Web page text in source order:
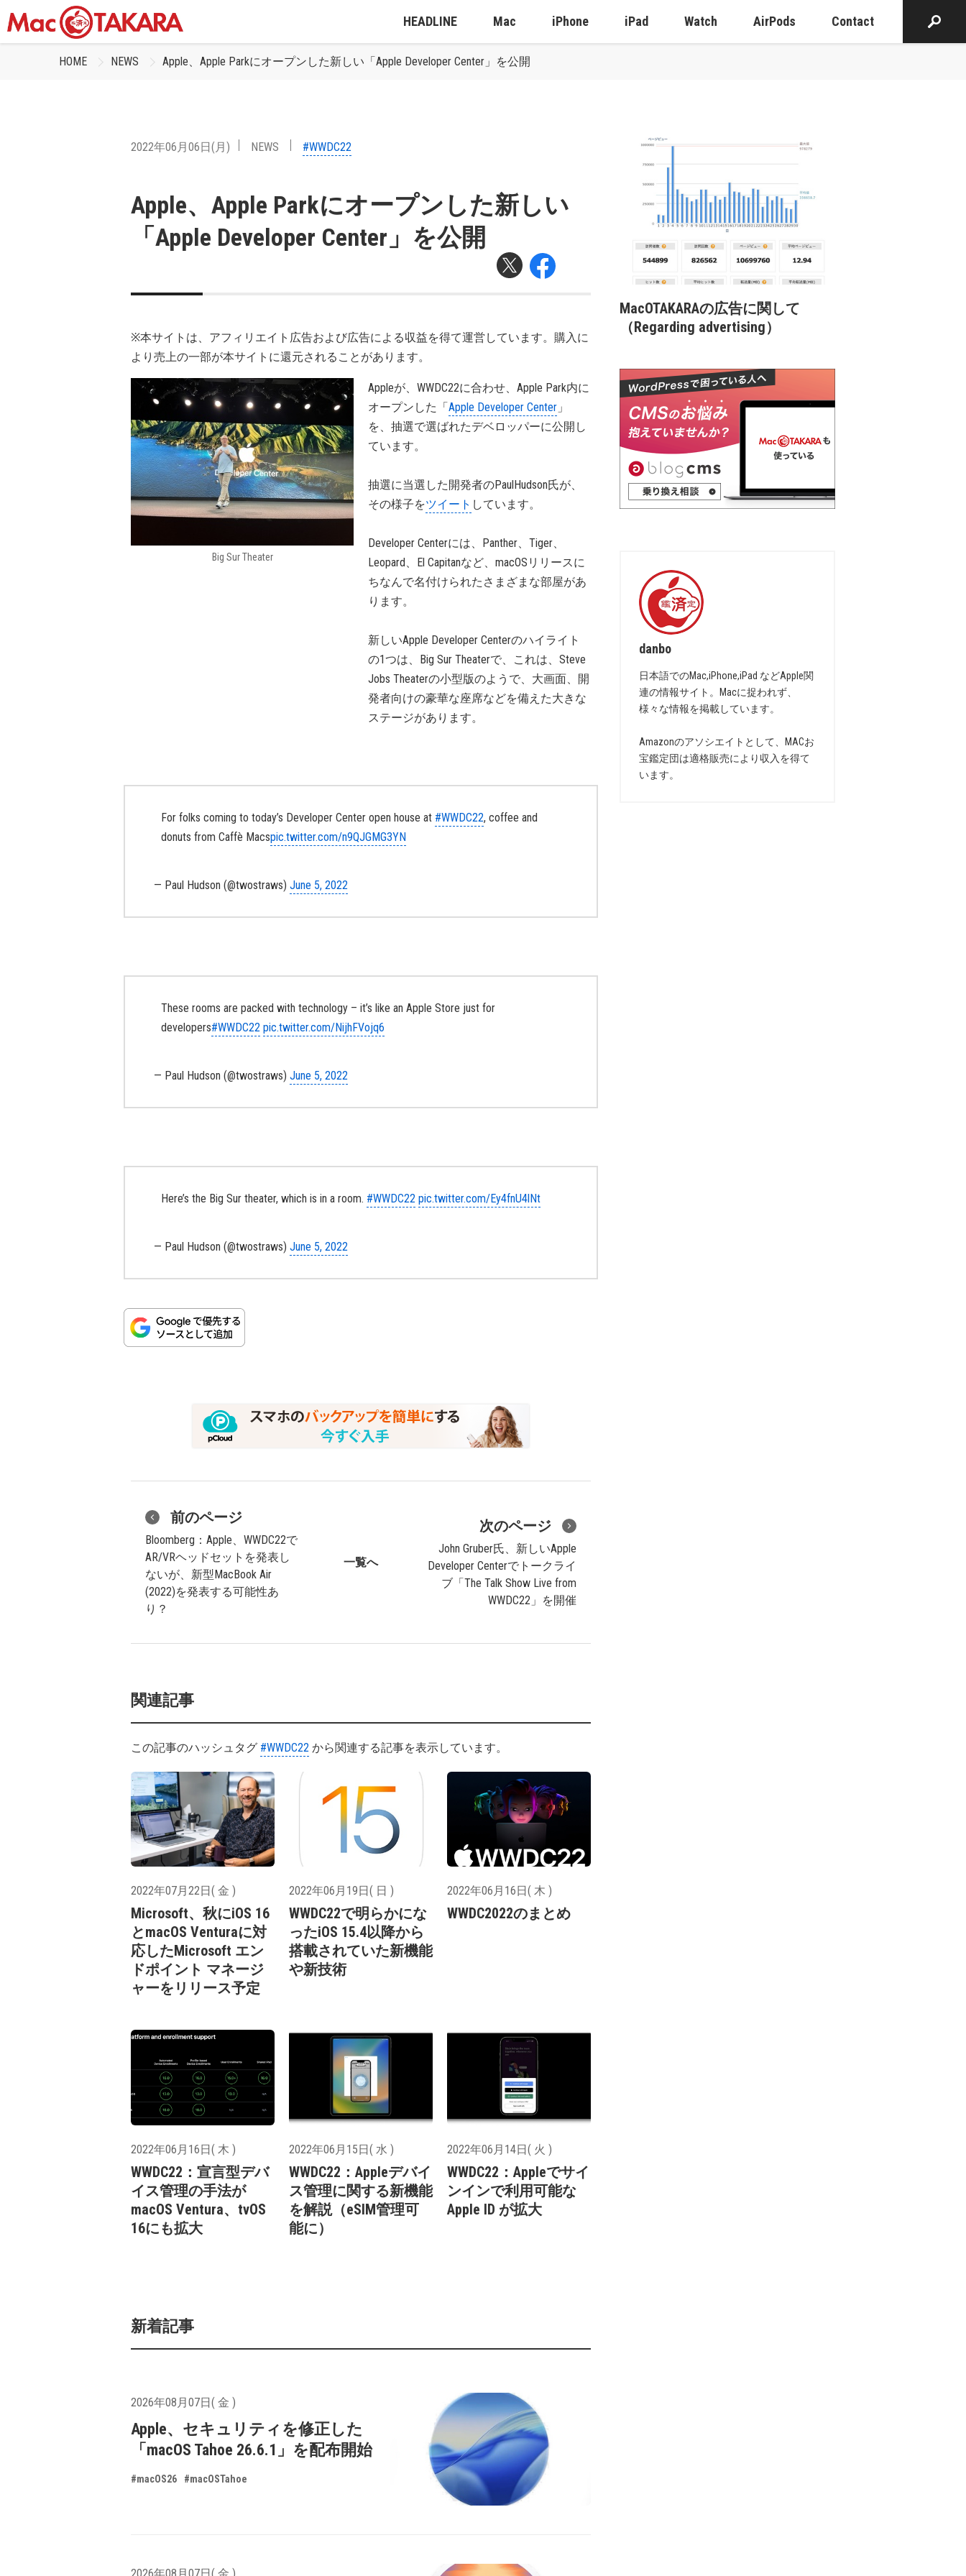
HEADLINE Mac iPhone iPad Watch AirPods Contact
HOME NEWS Apple、Apple Parkにオープンした新しい「Apple Developer Center」を公開
2022年06月06日(月) NEWS #WWDC22
Apple、Apple Parkにオープンした新しい
「Apple Developer Center」を公開
※本サイトは、アフィリエイト広告および広告による収益を得て運営しています。購入に
より売上の一部が本サイトに還元されることがあります。
Big Sur Theater
Appleが、WWDC22に合わせ、Apple Park内に
オープンした「Apple Developer Center 」
を、抽選で選ばれたデベロッパーに公開し
ています。
抽選に当選した開発者のPaulHudson氏が、
その様子をツイート しています。
Developer Centerには、Panther、Tiger、
Leopard、El Capitanなど、macOSリリースに
ちなんで名付けられたさまざまな部屋があ
ります。
新しいApple Developer Centerのハイライト
の1つは、Big Sur Theaterで、これは、Steve
Jobs Theaterの小型版のようで、大画面、開
発者向けの豪華な座席などを備えた大きな
ステージがあります。
For folks coming to today’s Developer Center open house at #WWDC22, coffee and
donuts from Caffè Macspic.twitter.com/n9QJGMG3YN
— Paul Hudson (@twostraws) June 5, 2022
These rooms are packed with technology – it’s like an Apple Store just for
developers#WWDC22 pic.twitter.com/NijhFVojq6
— Paul Hudson (@twostraws) June 5, 2022
Here’s the Big Sur theater, which is in a room. #WWDC22 pic.twitter.com/Ey4fnU4lNt
— Paul Hudson (@twostraws) June 5, 2022
前のページ
Bloomberg：Apple、WWDC22で
AR/VRヘッドセットを発表し
ないが、新型MacBook Air
(2022)を発表する可能性あ
り？
一覧へ
次のページ
John Gruber氏、新しいApple
Developer Centerでトークライ
ブ「The Talk Show Live from
WWDC22」を開催
関連記事
この記事のハッシュタグ #WWDC22 から関連する記事を表示しています。
2022年07月22日( 金 )
Microsoft、秋にiOS 16
とmacOS Venturaに対
応したMicrosoft エン
ドポイント マネージ
ャーをリリース予定
2022年06月19日( 日 )
WWDC22で明らかにな
ったiOS 15.4以降から
搭載されていた新機能
や新技術
2022年06月16日( 木 )
WWDC2022のまとめ
2022年06月16日( 木 )
WWDC22：宣言型デバ
イス管理の手法が
macOS Ventura、tvOS
16にも拡大
2022年06月15日( 水 )
WWDC22：Appleデバイ
ス管理に関する新機能
を解説（eSIM管理可
能に）
2022年06月14日( 火 )
WWDC22：Appleでサイ
ンインで利用可能な
Apple ID が拡大
新着記事
2026年08月07日( 金 )
Apple、セキュリティを修正した
「macOS Tahoe 26.6.1」を配布開始
#macOS26 #macOSTahoe
MacOTAKARAの広告に関して
（Regarding advertising）
danbo
日本語でのMac,iPhone,iPad などApple関
連の情報サイト。Macに捉われず、
様々な情報を掲載しています。
Amazonのアソシエイトとして、MACお
宝鑑定団は適格販売により収入を得て
います。